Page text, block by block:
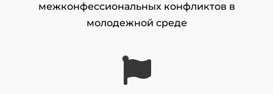
межконфессиональных конфликтов в
молодежной среде